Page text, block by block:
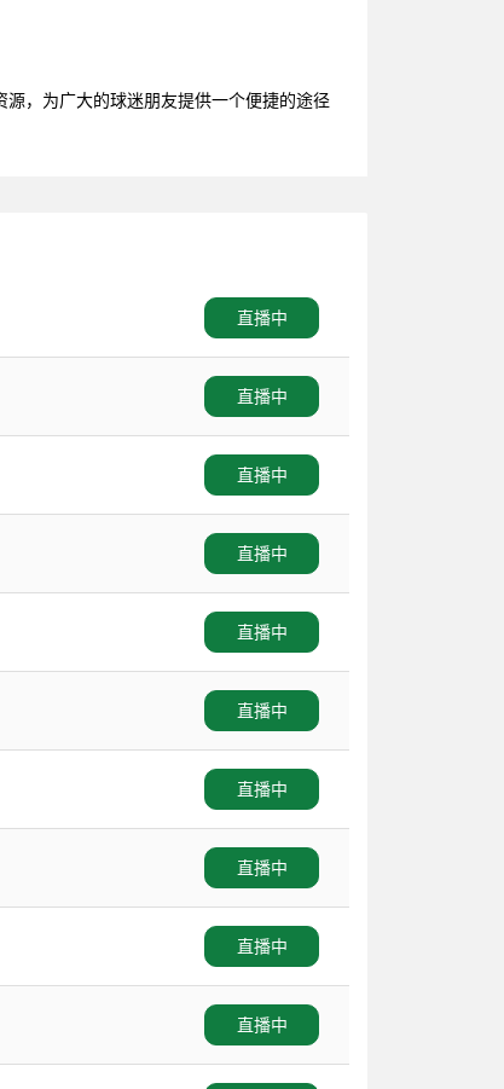
，为广大的球迷朋友提供一个便捷的途径
直播中
直播中
直播中
直播中
直播中
直播中
直播中
直播中
直播中
直播中